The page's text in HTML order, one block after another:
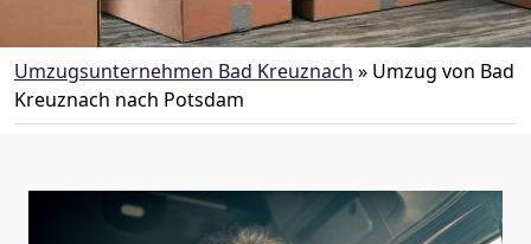
Umzugsunternehmen Bad Kreuznach » Umzug von Bad
Kreuznach nach Potsdam